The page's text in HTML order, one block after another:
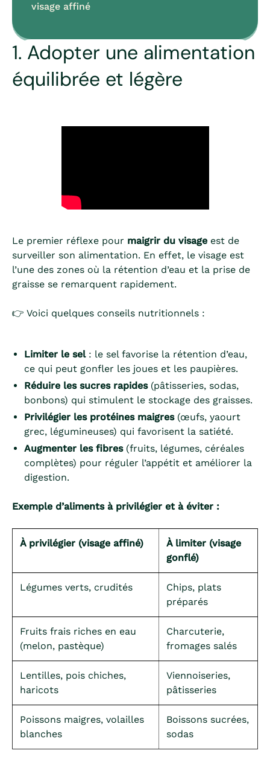
visage affiné
1. Adopter une alimentation
équilibrée et légère
Le premier réflexe pour maigrir du visage est de
surveiller son alimentation. En effet, le visage est
l’une des zones où la rétention d’eau et la prise de
graisse se remarquent rapidement.
👉 Voici quelques conseils nutritionnels :
Limiter le sel: le sel favorise la rétention d’eau,
ce qui peut gonfler les joues et les paupières.
Réduire les sucres rapides(pâtisseries, sodas,
bonbons) qui stimulent le stockage des graisses.
Privilégier les protéines maigres(œufs, yaourt
grec, légumineuses) qui favorisent la satiété.
Augmenter les fibres(fruits, légumes, céréales
complètes) pour réguler l’appétit et améliorer la
digestion.
Exemple d’aliments à privilégier et à éviter :
À privilégier (visage affiné)
À limiter (visage
gonflé)
Légumes verts, crudités
Chips, plats
préparés
Fruits frais riches en eau
(melon, pastèque)
Charcuterie,
fromages salés
Lentilles, pois chiches,
haricots
Viennoiseries,
pâtisseries
Poissons maigres, volailles
blanches
Boissons sucrées,
sodas